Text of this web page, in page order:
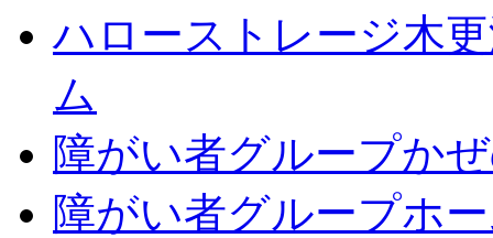
ハローストレージ木
ム
障がい者グループか
障がい者グループホ